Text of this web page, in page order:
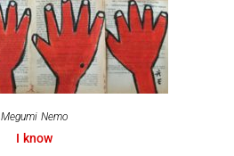
Megumi Nemo
I know